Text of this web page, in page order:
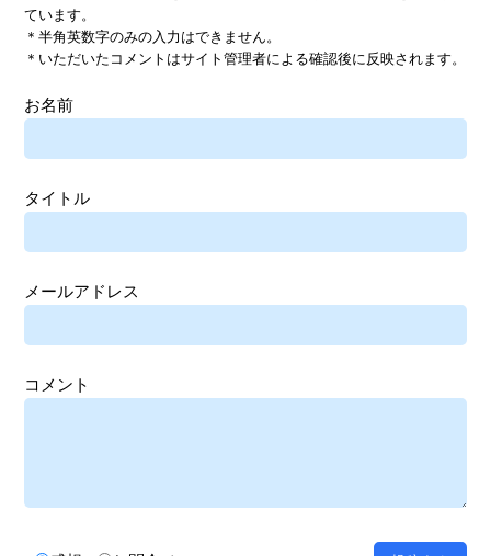
ています。
＊半角英数字のみの入力はできません。
＊いただいたコメントはサイト管理者による確認後に反映されます。
お名前
タイトル
メールアドレス
コメント